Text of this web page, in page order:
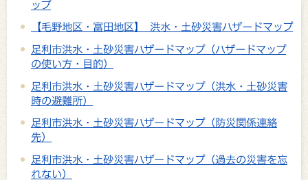
ップ
【毛野地区・富田地区】 洪水・土砂災害ハザードマップ
足利市洪水・土砂災害ハザードマップ（ハザードマップ
の使い方・目的）
足利市洪水・土砂災害ハザードマップ（洪水・土砂災害
時の避難所）
足利市洪水・土砂災害ハザードマップ（防災関係連絡
先）
足利市洪水・土砂災害ハザードマップ（過去の災害を忘
れない）